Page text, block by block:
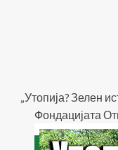
„Утопија? Зелен
Фондацијата